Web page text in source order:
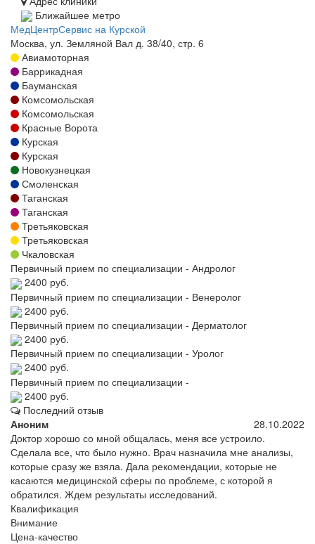
Ближайшее метро
МедЦентрСервис на Курской
Москва, ул. Земляной Вал д. 38/40, стр. 6
Авиамоторная
Баррикадная
Бауманская
Комсомольская
Комсомольская
Красные Ворота
Курская
Курская
Новокузнецкая
Смоленская
Таганская
Таганская
Третьяковская
Третьяковская
Чкаловская
Первичный прием по специализации - Андролог
2400 руб.
Первичный прием по специализации - Венеролог
2400 руб.
Первичный прием по специализации - Дерматолог
2400 руб.
Первичный прием по специализации - Уролог
2400 руб.
Первичный прием по специализации -
2400 руб.
Последний отзыв
Аноним
28.10.2022
Доктор хорошо со мной общалась, меня все устроило.
Сделала все, что было нужно. Врач назначила мне анализы,
которые сразу же взяла. Дала рекомендации, которые не
касаются медицинской сферы по проблеме, с которой я
обратился. Ждем результаты исследований.
Квалификация
Внимание
Цена-качество